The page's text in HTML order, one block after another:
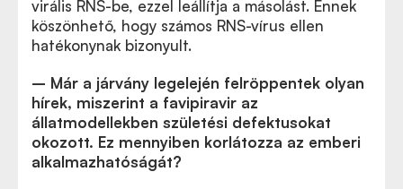
virális RNS-be, ezzel leállítja a másolást. Ennek
köszönhető, hogy számos RNS-vírus ellen
hatékonynak bizonyult.
– Már a járvány legelején felröppentek olyan
hírek, miszerint a favipiravir az
állatmodellekben születési defektusokat
okozott. Ez mennyiben korlátozza az emberi
alkalmazhatóságát?